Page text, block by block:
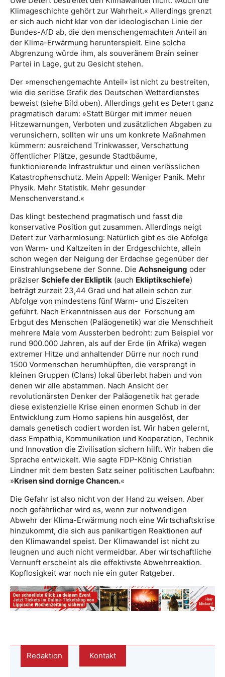
Klima­geschichte gehört zur Wahrheit.« Allerdings grenzt
er sich auch nicht klar von der ideologischen Linie der
Bundes-AfD ab, die den menschengemachten Anteil an
der Klima-Erwärmung herunter­spielt. Eine solche
Abgrenzung würde ihm, als souveränem Brain seiner
Partei in Lage, gut zu Gesicht stehen.
Der »menschengemachte Anteil« ist nicht zu bestreiten,
wie die seriöse Grafik des Deutschen Wetterdienstes
beweist (siehe Bild oben). Allerdings geht es Detert ganz
pragmatisch darum: »Statt Bürger mit immer neuen
Hitzewarnungen, Verboten und zusätzlichen Abgaben zu
verunsichern, sollten wir uns um konkrete Maßnahmen
kümmern: ausreichend Trinkwasser, Verschattung
öffentlicher Plätze, gesunde Stadtbäume,
funktionierende Infrastruktur und einen verlässlichen
Katastrophenschutz. Mein Appell: Weniger Panik. Mehr
Physik. Mehr Statistik. Mehr gesunder
Menschenverstand.«
Das klingt bestechend pragmatisch und fasst die
konservative Position gut zusammen. Allerdings neigt
Detert zur Verharmlosung: Natürlich gibt es die Abfolge
von Warm- und Kaltzeiten in der Erdgeschichte, allein
schon wegen der Neigung der Erdachse gegenüber der
Einstrahlungsebene der Sonne. Die Achsneigung oder
präziser Schiefe der Ekliptik (auch Ekliptikschiefe)
beträgt zurzeit 23,44 Grad und hat allein schon zur
Abfolge von mindestens fünf Warm- und Eiszeiten
geführt. Nach Erkenntnissen aus der Forschung am
Erbgut des Menschen (Paläogenetik) war die Menschheit
mehrere Male vom Aussterben bedroht: zum Beispiel vor
rund 900.000 Jahren, als auf der Erde (in Afrika) wegen
extremer Hitze und anhaltender Dürre nur noch rund
1500 Vormenschen herumhüpften, die versprengt in
kleinen Gruppen (Clans) lokal überlebt haben und von
denen wir alle abstammen. Nach Ansicht der
revolutionärsten Denker der Paläogenetik hat gerade
diese existenzielle Krise einen enormen Schub in der
Entwicklung zum Homo sapiens hin ausgelöst, der
damals genetisch codiert worden ist. Wir haben gelernt,
dass Empathie, Kommunikation und Kooperation, Technik
und Innovation die Zivilisation sichern hilft. Wir haben die
Sprache entwickelt. Wie sagte FDP-König Christian
Lindner mit dem besten Satz seiner politischen Laufbahn:
»Krisen sind dornige Chancen.«
Die Gefahr ist also nicht von der Hand zu weisen. Aber
noch gefährlicher wird es, wenn zur notwendigen
Abwehr der Klima-Erwärmung noch eine Wirtschaftskrise
hinzukommt, die sich aus panikartigen Reaktionen auf
den Klimawandel speist. Der Klimawandel ist nicht zu
leugnen und auch nicht vermeidbar. Aber wirtschaftliche
Vernunft erscheint als die effektivste Abwehr­reaktion.
Kopflosigkeit war noch nie ein guter Ratgeber.
Redaktion Kontakt